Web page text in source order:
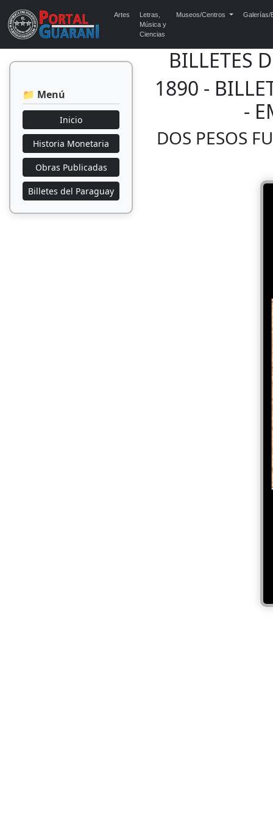
Artes
Letras,
Música y
Ciencias
Museos/Centros Galerías/
📁 Menú
Inicio
Historia Monetaria
Obras Publicadas
Billetes del Paraguay
BILLETES
1890 -
-
DOS PESOS